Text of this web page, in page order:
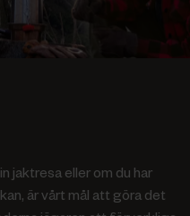
jaktresa eller om du har
är vårt mål att göra det